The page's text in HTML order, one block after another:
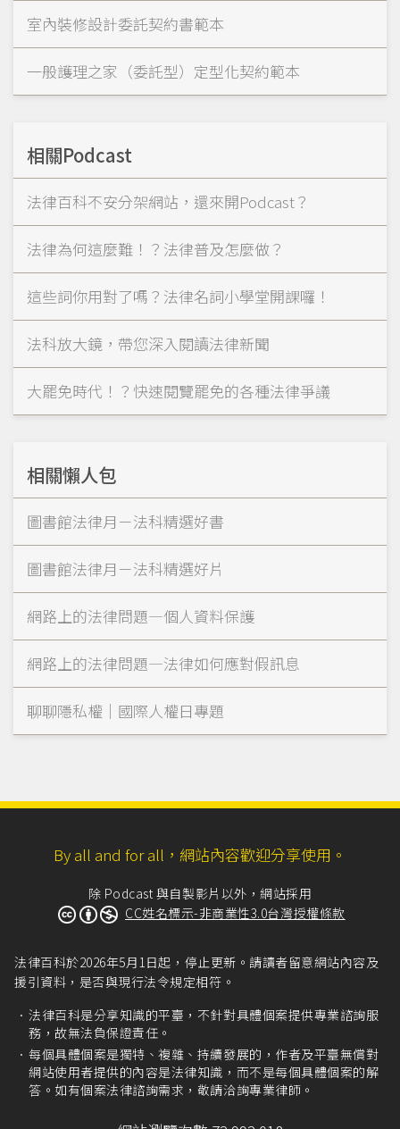
室內裝修設計委託契約書範本
一般護理之家（委託型）定型化契約範本
相關Podcast
法律百科不安分架網站，還來開Podcast？
法律為何這麼難！？法律普及怎麼做？
這些詞你用對了嗎？法律名詞小學堂開課囉！
法科放大鏡，帶您深入閱讀法律新聞
大罷免時代！？快速閱覽罷免的各種法律爭議
相關懶人包
圖書館法律月－法科精選好書
圖書館法律月－法科精選好片
網路上的法律問題—個人資料保護
網路上的法律問題—法律如何應對假訊息
聊聊隱私權｜國際人權日專題
By all and for all，網站內容歡迎分享使用。
除 Podcast 與自製影片以外，網站採用
CC姓名標示-非商業性3.0台灣授權條款
法律百科於2026年5月1日起，停止更新。請讀者留意網站內容及
援引資料，是否與現行法令規定相符。
法律百科是分享知識的平臺，不針對具體個案提供專業諮詢服
務，故無法負保證責任。
每個具體個案是獨特、複雜、持續發展的，作者及平臺無償對
網站使用者提供的內容是法律知識，而不是每個具體個案的解
答。如有個案法律諮詢需求，敬請洽詢專業律師。